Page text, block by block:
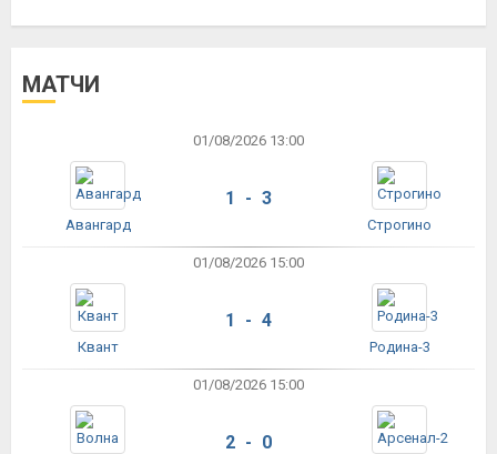
МАТЧИ
01/08/2026 13:00
Авангард
1 - 3
Строгино
01/08/2026 15:00
Квант
1 - 4
Родина-3
01/08/2026 15:00
2 - 0